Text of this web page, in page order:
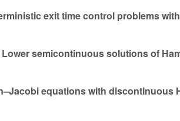
exit time control problems
Lower semicontinuous solutions of
equations with discontinuous